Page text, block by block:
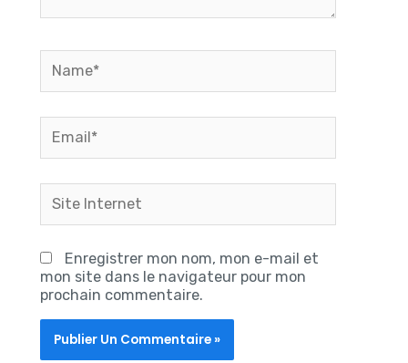
Internet
Enregistrer mon nom, mon e-mail et
mon site dans le navigateur pour mon
prochain commentaire.